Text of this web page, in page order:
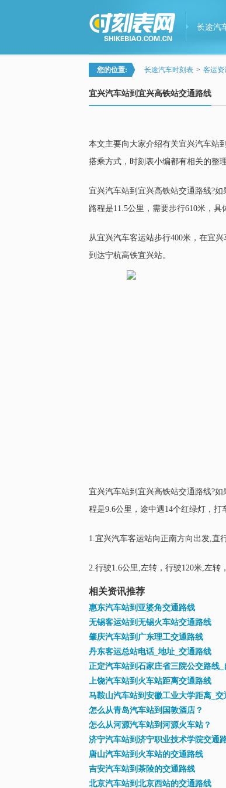
长途汽
您的位置: 长途汽车时刻表 > 客运资
宜兴汽车站到宜兴高铁站交通路线
本文主要向大家介绍有关宜兴汽车站
搭乘方式，时刻表小编都有相关的整
宜兴汽车站到宜兴高铁站交通路线?
路程是11.5公里，需要步行610米，具
从宜兴汽车客运站步行400米，在宜
到达宁杭高铁宜兴站。
宜兴汽车站到宜兴高铁站交通路线?
程是9.6公里，途中遇14个红绿灯，打
1.宜兴汽车客运站向正南方向出发,直
2.行驶1.6公里,左转，行驶120米,左
相关资讯推荐
惠东汽车站到亚婆角交通路线
无锡客运站到无锡火车站交通路线
肇庆汽车站到广东理工交通路线
丹东客运总站电话_地址_交通路线
正定汽车站到石家庄省三院公交路线
上饶汽车站到火车站距离交通路线
马鞍山汽车站到安徽工业大学距离_交
怎么从青岛汽车站到国敦酒店？
怎么从河源汽车站到河源火车站？
济宁汽车站到济宁职业技术学院交通
唐山汽车站到火车站的交通路线
吉安汽车站到茶陵的交通路线
北京汽车站到北京西站的交通路线